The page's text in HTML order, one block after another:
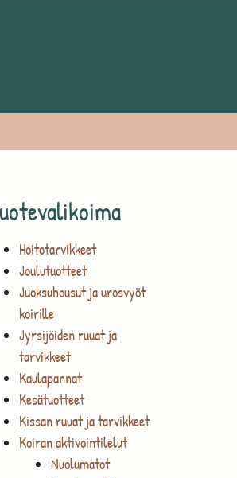
Hoitotarvikkeet
Joulutuotteet
Juoksuhousut ja urosvyöt
koirille
Jyrsijöiden ruuat ja
tarvikkeet
Kaulapannat
Kesätuotteet
Kissan ruuat ja tarvikkeet
Koiran aktivointilelut
Nuolumatot